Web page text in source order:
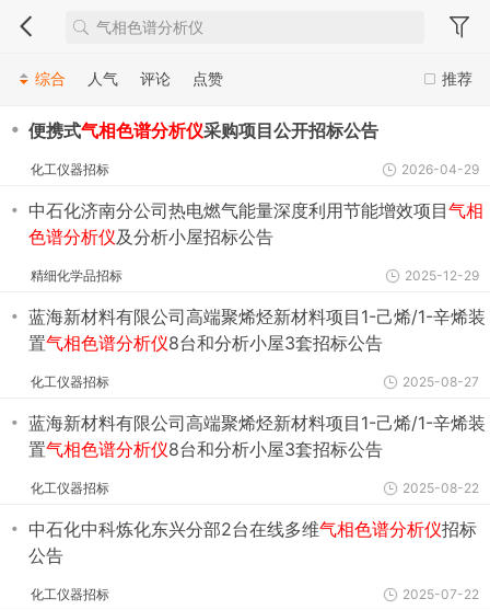
推荐
综合 人气 评论 点赞
・ 便携式气相色谱分析仪采购项目公开招标公告
化工仪器招标 2026-04-29
・ 中石化济南分公司热电燃气能量深度利用节能增效项目气相
色谱分析仪及分析小屋招标公告
精细化学品招标 2025-12-29
・ 蓝海新材料有限公司高端聚烯烃新材料项目1-己烯/1-辛烯装
置气相色谱分析仪8台和分析小屋3套招标公告
化工仪器招标 2025-08-27
・ 蓝海新材料有限公司高端聚烯烃新材料项目1-己烯/1-辛烯装
置气相色谱分析仪8台和分析小屋3套招标公告
化工仪器招标 2025-08-22
・ 中石化中科炼化东兴分部2台在线多维气相色谱分析仪招标
公告
化工仪器招标 2025-07-22